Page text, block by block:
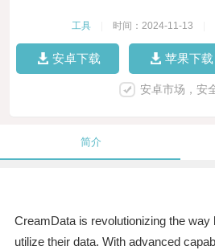
工具 时间：2024-11-13
安卓下载 苹果下载
安卓市场，安
简介
CreamData is revolutionizing the
utilize their data. With advanced